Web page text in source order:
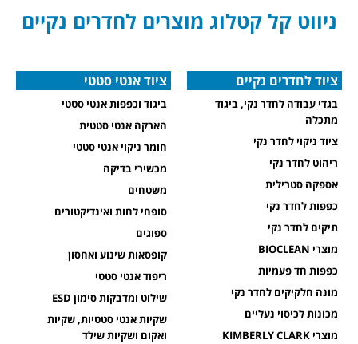
ניווט קל קטלוג מוצרים לחדרים נקיים
ציוד לחדרים נקיים
בגדי עבודה לחדר נקי, ביגוד
מתכלה
ציוד ניקוי לחדר נקי
ריהוט לחדר נקי
אספקה סטרילית
כפפות לחדר נקי
תיקים לחדר נקי
מוצרי BIOCLEAN
כפפות חד פעמיות
מונה חלקיקים לחדר נקי
מכונות לכיסוי נעליים
מוצרי KIMBERLY CLARK
ציוד אנטי סטטי
ביגוד וכפפות אנטי סטטי
הארקה אנטי סטטית
חומר ניקוי אנטי סטטי
מכשירי בדיקה
משטחים
סופחי לחות ואינדיקטורים
ספוגים
קופסאות שינוע ואחסון
ריפוד אנטי סטטי
שילוט ומדבקות סימון ESD
שקיות אנטי סטטיות, שקיות
ואקום ושקיות שילד